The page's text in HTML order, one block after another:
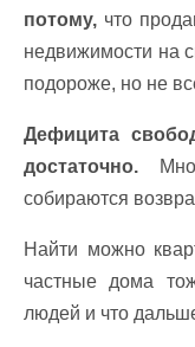
потому, что
недвижимости на
подороже, но не
Дефицита
достаточно.
собираются
Найти можно
частные дома
людей и что